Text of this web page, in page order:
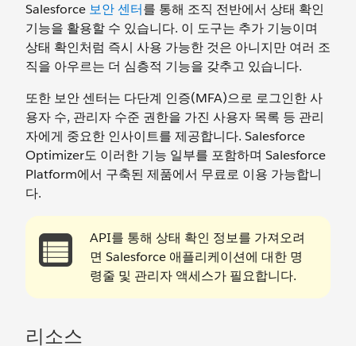
Salesforce 보안 센터를 통해 조직 전반에서 상태 확인
기능을 활용할 수 있습니다. 이 도구는 추가 기능이며
상태 확인처럼 즉시 사용 가능한 것은 아니지만 여러 조
직을 아우르는 더 심층적 기능을 갖추고 있습니다.
또한 보안 센터는 다단계 인증(MFA)으로 로그인한 사
용자 수, 관리자 수준 권한을 가진 사용자 목록 등 관리
자에게 중요한 인사이트를 제공합니다. Salesforce
Optimizer도 이러한 기능 일부를 포함하며 Salesforce
Platform에서 구축된 제품에서 무료로 이용 가능합니
다.
API를 통해 상태 확인 정보를 가져오려
면 Salesforce 애플리케이션에 대한 명
령줄 및 관리자 액세스가 필요합니다.
리소스